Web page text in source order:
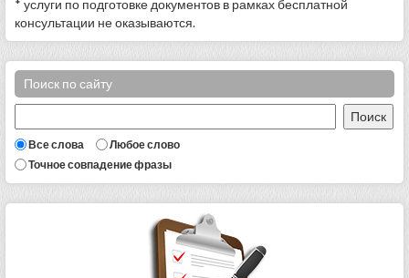
* услуги по подготовке документов в рамках бесплатной
консультации не оказываются.
Поиск по сайту
Все слова
Любое слово
Точное совпадение фразы